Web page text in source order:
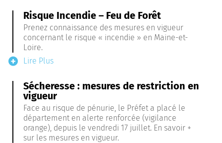
Risque Incendie – Feu de Forêt
Prenez connaissance des mesures en vigueur
concernant le risque « incendie » en Maine-et-
Loire.
Lire Plus
Sécheresse : mesures de restriction en
vigueur
Face au risque de pénurie, le Préfet a placé le
département en alerte renforcée (vigilance
orange), depuis le vendredi 17 juillet. En savoir +
sur les mesures en vigueur.